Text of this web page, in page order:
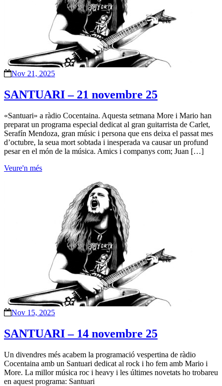
Nov 21, 2025
SANTUARI – 21 novembre 25
«Santuari» a ràdio Cocentaina. Aquesta setmana More i Mario han
preparat un programa especial dedicat al gran guitarrista de Carlet,
Serafín Mendoza, gran músic i persona que ens deixa el passat mes
d’octubre, la seua mort sobtada i inesperada va causar un profund
pesar en el món de la música. Amics i companys com; Juan […]
Veure'n més
Nov 15, 2025
SANTUARI – 14 novembre 25
Un divendres més acabem la programació vespertina de ràdio
Cocentaina amb un Santuari dedicat al rock i ho fem amb Mario i
More. La millor música roc i heavy i les últimes novetats ho trobareu
en aquest programa: Santuari